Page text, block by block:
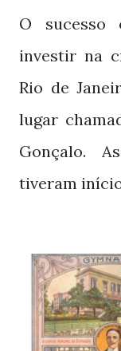
O sucesso
investir na
Rio de
lugar
Gonçalo.
tiveram